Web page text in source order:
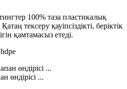
100% таза пластикалық
тексеру қауіпсіздікті, беріктік
қамтамасыз етеді.
өндірісі ...